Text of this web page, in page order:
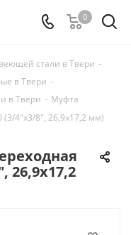
0
стали в Твери -
в Твери -
в Твери - Муфта
4"x3/8", 26,9x17,2 мм)
26,9x17,2